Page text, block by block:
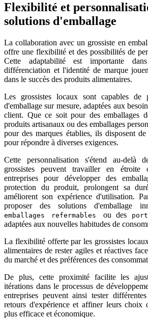
Flexibilité et
solutions d'emballage
La collaboration avec un grossiste en
offre une flexibilité et des possibilités de
Cette adaptabilité est importante
différenciation et l'identité de marque
dans le succès des produits alimentaires.
Les grossistes locaux sont capables de
d'emballage sur mesure, adaptées aux
client. Que ce soit pour des emballages
produits artisanaux ou des emballages
pour des marques établies, ils disposent
pour répondre à diverses exigences.
Cette personnalisation s'étend au-delà
grossistes peuvent travailler en étroite
entreprises pour développer des
protection du produit, prolongent sa
améliorent son expérience d'utilisation.
proposer des solutions d'emballage
emballages refermables ou des
adaptées aux nouvelles habitudes de
La flexibilité offerte par les grossistes
alimentaires de rester agiles et réactives
du marché et des préférences des
De plus, cette proximité facilite les
itérations dans le processus de
entreprises peuvent ainsi tester
retours d'expérience et affiner leurs choix
plus efficace et économique.